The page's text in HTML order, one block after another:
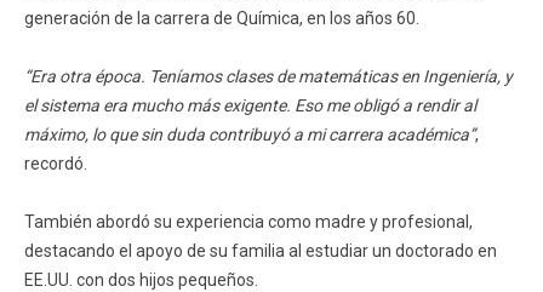
generación de la carrera de Química, en los años 60.
“Era otra época. Teníamos clases de matemáticas en Ingeniería, y
el sistema era mucho más exigente. Eso me obligó a rendir al
máximo, lo que sin duda contribuyó a mi carrera académica”,
recordó.
También abordó su experiencia como madre y profesional,
destacando el apoyo de su familia al estudiar un doctorado en
EE.UU. con dos hijos pequeños.